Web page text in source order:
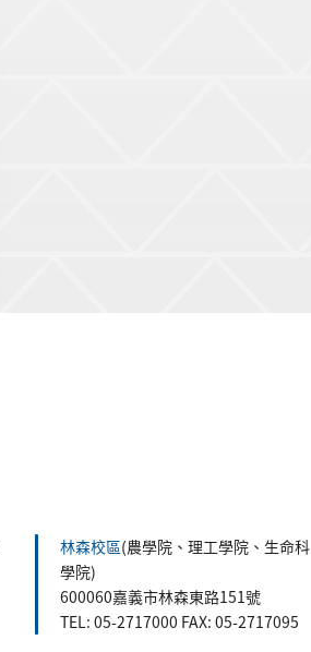
林森校區(農學院、理工學院、生命科
學院)
600060嘉義市林森東路151號
TEL: 05-2717000 FAX: 05-2717095